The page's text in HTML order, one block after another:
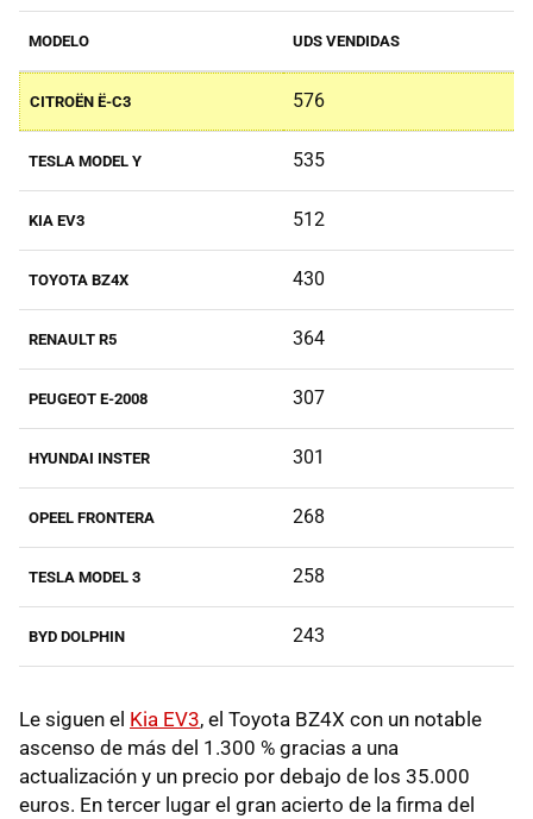
MODELO UDS VENDIDAS
CITROËN Ë-C3 576
TESLA MODEL Y 535
KIA EV3 512
TOYOTA BZ4X 430
RENAULT R5 364
PEUGEOT E-2008 307
HYUNDAI INSTER 301
OPEEL FRONTERA 268
TESLA MODEL 3 258
BYD DOLPHIN 243
Le siguen el Kia EV3, el Toyota BZ4X con un notable
ascenso de más del 1.300 % gracias a una
actualización y un precio por debajo de los 35.000
euros. En tercer lugar el gran acierto de la firma del